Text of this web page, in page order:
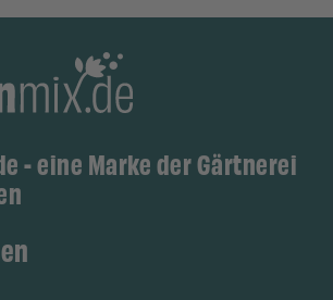
- eine Marke der Gärtnerei